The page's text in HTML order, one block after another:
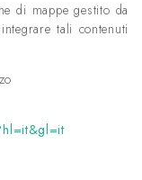
di mappe gestito da
tali contenuti